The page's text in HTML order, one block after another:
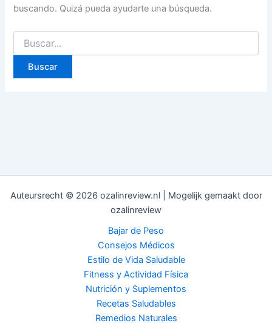
buscando. Quizá pueda ayudarte una búsqueda.
Auteursrecht © 2026 ozalinreview.nl | Mogelijk gemaakt door
ozalinreview
Bajar de Peso
Consejos Médicos
Estilo de Vida Saludable
Fitness y Actividad Física
Nutrición y Suplementos
Recetas Saludables
Remedios Naturales